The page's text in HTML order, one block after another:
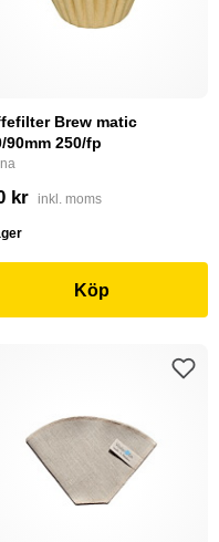
Brew matic
90mm 250/fp
kr inkl. moms
Köp